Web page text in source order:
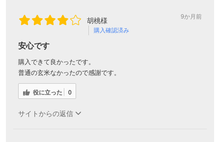
胡桃様
購入確認済み
9か月前
安心です
購入できて良かったです。
普通の玄米なかったので感謝です。
役に立った 0
サイトからの返信